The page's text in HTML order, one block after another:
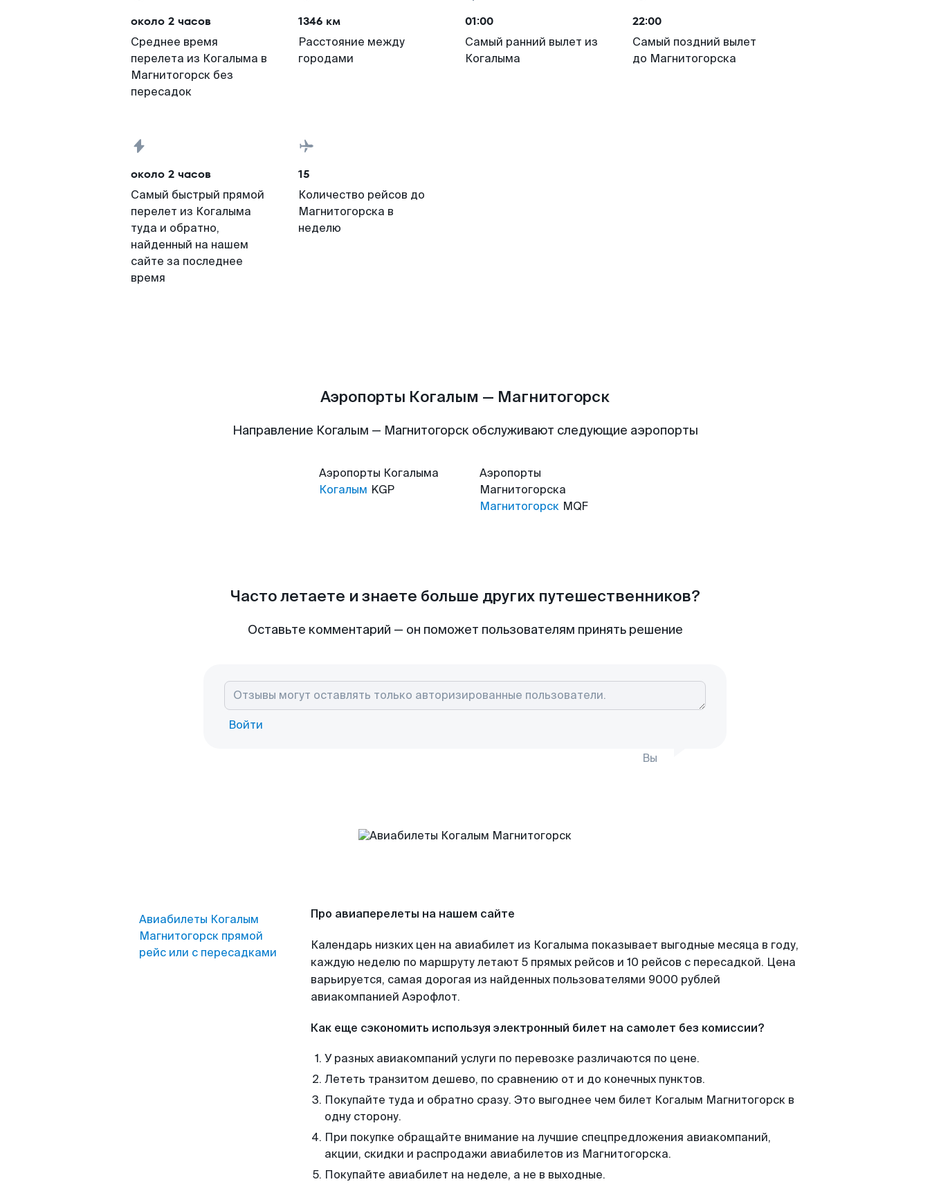
около 2 часов
Среднее время
перелета из Когалыма в
Магнитогорск без
пересадок
1346 км
Расстояние между
городами
01:00
Самый ранний вылет из
Когалыма
22:00
Самый поздний вылет
до Магнитогорска
около 2 часов
Самый быстрый прямой
перелет из Когалыма
туда и обратно,
найденный на нашем
сайте за последнее
время
15
Количество рейсов до
Магнитогорска в
неделю
Аэропорты Когалым — Магнитогорск
Направление Когалым — Магнитогорск обслуживают следующие аэропорты
Аэропорты Когалыма
Когалым KGP
Аэропорты
Магнитогорска
Магнитогорск MQF
Часто летаете и знаете больше других путешественников?
Оставьте комментарий — он поможет пользователям принять решение
Войти
Вы
Авиабилеты Когалым
Магнитогорск прямой
рейс или с пересадками
Про авиаперелеты на нашем сайте
Календарь низких цен на авиабилет из Когалыма показывает выгодные месяца в году,
каждую неделю по маршруту летают 5 прямых рейсов и 10 рейсов с пересадкой. Цена
варьируется, самая дорогая из найденных пользователями 9000 рублей
авиакомпанией Аэрофлот.
Как еще сэкономить используя электронный билет на самолет без комиссии?
У разных авиакомпаний услуги по перевозке различаются по цене.
Лететь транзитом дешево, по сравнению от и до конечных пунктов.
Покупайте туда и обратно сразу. Это выгоднее чем билет Когалым Магнитогорск в
одну сторону.
При покупке обращайте внимание на лучшие спецпредложения авиакомпаний,
акции, скидки и распродажи авиабилетов из Магнитогорска.
Покупайте авиабилет на неделе, а не в выходные.